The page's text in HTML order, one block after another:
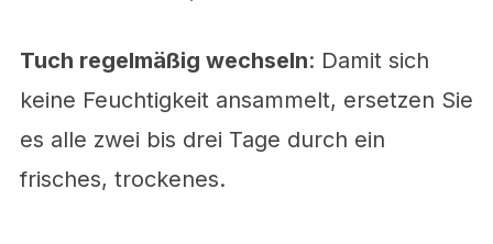
Tuch regelmäßig wechseln: Damit sich
keine Feuchtigkeit ansammelt, ersetzen Sie
es alle zwei bis drei Tage durch ein
frisches, trockenes.